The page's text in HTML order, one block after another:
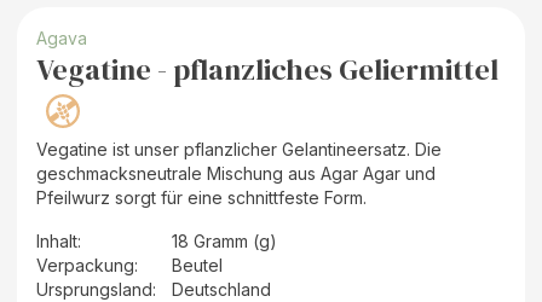
Agava
Vegatine - pflanzliches Geliermittel
Vegatine ist unser pflanzlicher Gelantineersatz. Die
geschmacksneutrale Mischung aus Agar Agar und
Pfeilwurz sorgt für eine schnittfeste Form.
Inhalt:
18 Gramm (g)
Verpackung:
Beutel
Ursprungsland:
Deutschland